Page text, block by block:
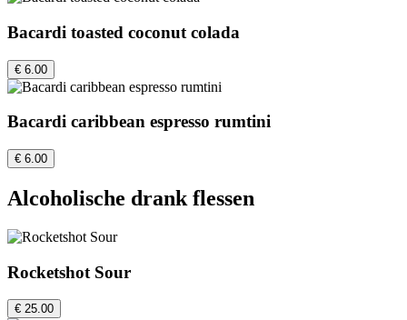
Bacardi toasted coconut colada
€ 6.00
Bacardi caribbean espresso rumtini
€ 6.00
Alcoholische drank flessen
Rocketshot Sour
€ 25.00